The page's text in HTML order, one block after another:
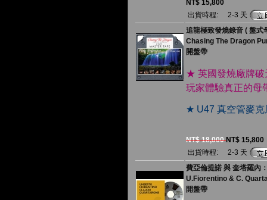
NT$ 15,800
出貨時程:
2-3 天
追龍極致發燒錄音 ( 盤式
Chasing The Dragon
開盤帶
★ 英國發燒廠牌破
玩家體驗真正的母
★ U47 真空管麥克
NT$ 18,000NT$ 15,800
出貨時程:
2-3 天
費亞倫提諾 與 奎塔羅內
U.Fiorentino & C.
開盤帶